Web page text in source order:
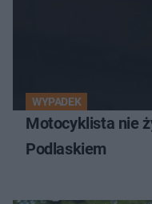
WYPADEK
Motocyklista nie
Podlaskiem